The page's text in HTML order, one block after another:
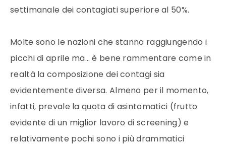
settimanale dei contagiati superiore al 50%.
Molte sono le nazioni che stanno raggiungendo i
picchi di aprile ma… è bene rammentare come in
realtà la composizione dei contagi sia
evidentemente diversa. Almeno per il momento,
infatti, prevale la quota di asintomatici (frutto
evidente di un miglior lavoro di screening) e
relativamente pochi sono i più drammatici